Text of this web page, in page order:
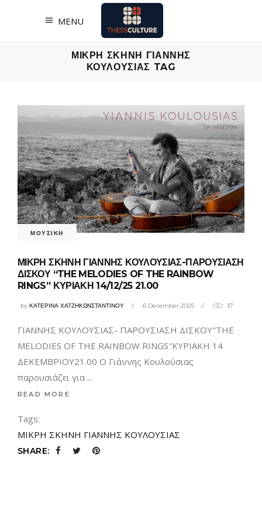
MENU
ΜΙΚΡΗ ΣΚΗΝΗ ΓΙΑΝΝΗΣ
ΚΟΥΛΟΥΣΙΑΣ TAG
ΜΟΥΣΙΚΗ
ΜΙΚΡΗ ΣΚΗΝΗ ΓΙΑΝΝΗΣ ΚΟΥΛΟΥΣΙΑΣ-ΠΑΡΟΥΣΙΑΣΗ
ΔΙΣΚΟΥ “THE MELODIES OF THE RAINBOW
RINGS” ΚΥΡΙΑΚΗ 14/12/25 21.00
byΚΑΤΕΡΙΝΑ ΧΑΤΖΗΚΩΝΣΤΑΝΤΙΝΟΥ 6 December 2025 37
ΓΙΑΝΝΗΣ ΚΟΥΛΟΥΣΙΑΣ- ΠΑΡΟΥΣΙΑΣΗ ΔΙΣΚΟΥ"THE
MELODIES OF THE RAINBOW RINGS"ΚΥΡΙΑΚΗ 14
ΔΕΚΕΜΒΡΙΟΥ21.00 Ο Γιάννης Κουλούσιας
παρουσιάζει για
READ MORE
Tags:
ΜΙΚΡΗ ΣΚΗΝΗ ΓΙΑΝΝΗΣ ΚΟΥΛΟΥΣΙΑΣ
SHARE: